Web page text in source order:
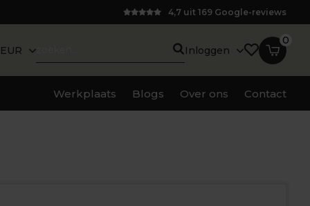
4,7 uit 169 Google-reviews
EUR Inloggen
0
Werkplaats Blogs Over ons Contact